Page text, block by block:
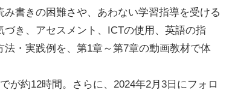
書きの困難さや、あわない学習指導を受ける
き、アセスメント、ICTの使用、英語の指
・実践例を、第1章～第7章の動画教材で体
約12時間。さらに、2024年2月3日にフォロ